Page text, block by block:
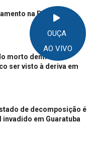
OUÇA
AO VIVO
na PR-508 é
morto dentro de
ser visto à deriva em
de decomposição é
em Guaratuba